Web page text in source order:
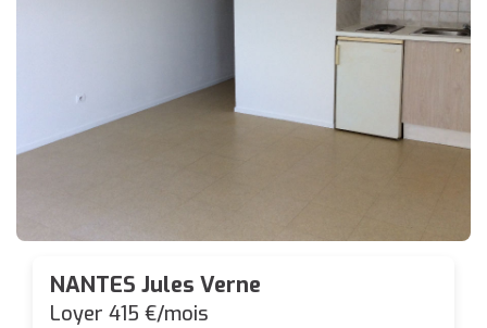
NANTES Jules Verne
Loyer 415 €/mois